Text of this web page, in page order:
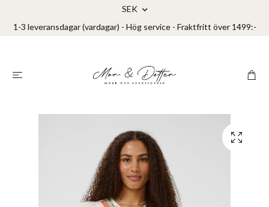
SEK
1-3 leveransdagar (vardagar) - Hög service - Fraktfritt över 1499:-